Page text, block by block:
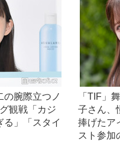
の腕際立つノ
観戦「カジ
る」「スタイ
「TIF」
子さん、
捧げたア
スト参加